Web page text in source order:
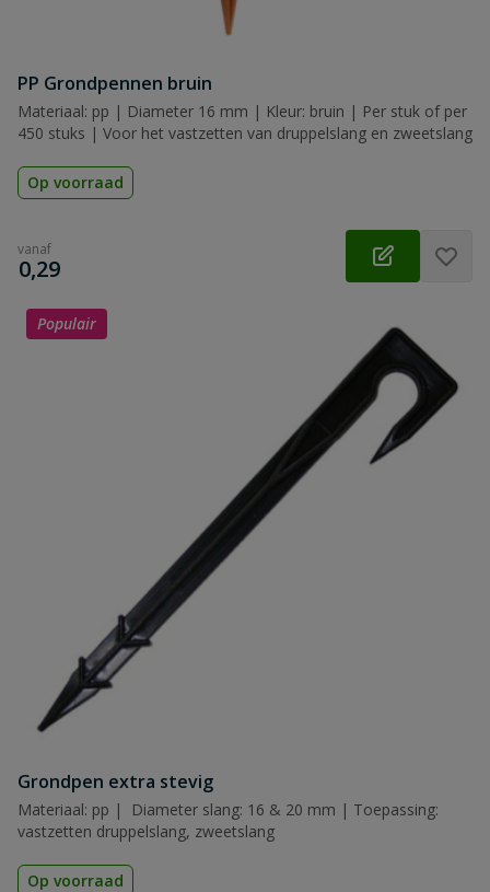
PP Grondpennen bruin
Materiaal: pp | Diameter 16 mm | Kleur: bruin | Per stuk of per
450 stuks | Voor het vastzetten van druppelslang en zweetslang
Op voorraad
vanaf
€
0,29
Populair
Grondpen extra stevig
Materiaal: pp | Diameter slang: 16 & 20 mm | Toepassing:
vastzetten druppelslang, zweetslang
Op voorraad